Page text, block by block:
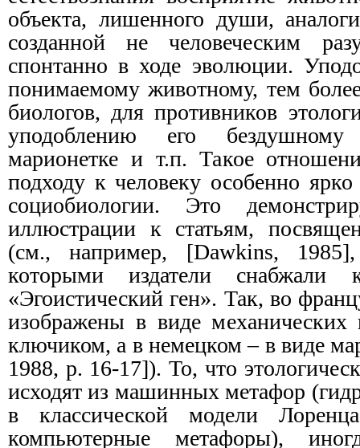
объекта, лишенного души,
созданной не человеческим
спонтанно в ходе эволюции.
понимаемому животному, тем
биологов, для противников
уподоблению его
марионетке и т.п. Такое
подходу к человеку особенно
социобиологии. Это
иллюстрации к статьям,
(см., например, [Dawkins,
которыми издатели снабжали
«Эгоистический ген». Так, во
изображены в виде
ключиком, а в немецком – в виде
1988, p. 16-17]). То, что
исходят из машинных метафор
в классической модели
компьютерные метафоры),